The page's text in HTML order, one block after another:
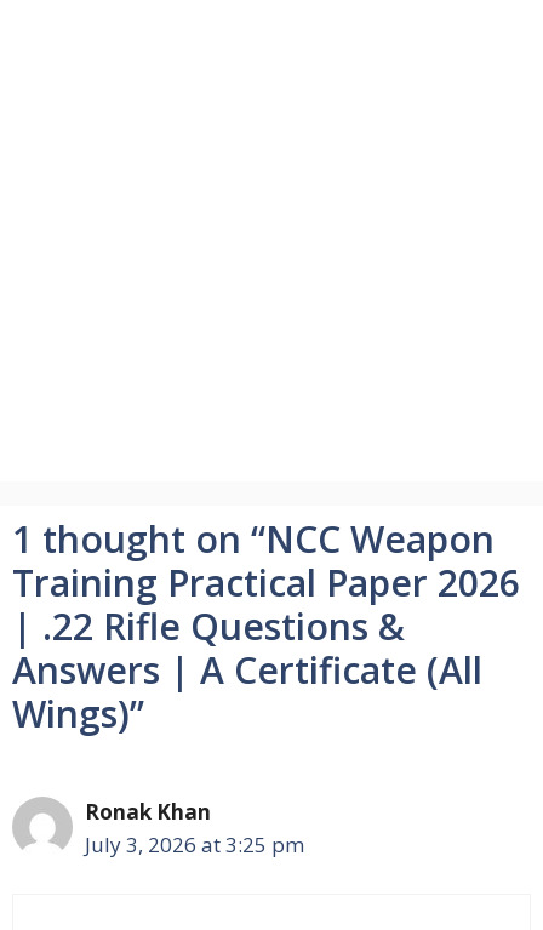
1 thought on “NCC Weapon
Training Practical Paper 2026
| .22 Rifle Questions &
Answers | A Certificate (All
Wings)”
Ronak Khan
July 3, 2026 at 3:25 pm